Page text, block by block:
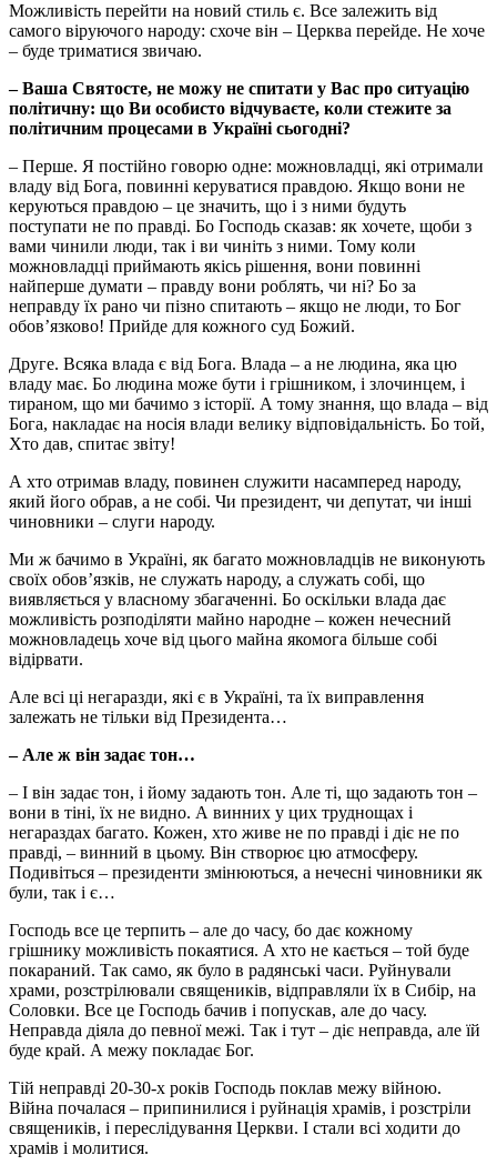
Можливість перейти на новий стиль є. Все залежить від
самого віруючого народу: схоче він – Церква перейде. Не хоче
– буде триматися звичаю.
– Ваша Святосте, не можу не спитати у Вас про ситуацію
політичну: що Ви особисто відчуваєте, коли стежите за
політичним процесами в Україні сьогодні?
– Перше. Я постійно говорю одне: можновладці, які отримали
владу від Бога, повинні керуватися правдою. Якщо вони не
керуються правдою – це значить, що і з ними будуть
поступати не по правді. Бо Господь сказав: як хочете, щоби з
вами чинили люди, так і ви чиніть з ними. Тому коли
можновладці приймають якісь рішення, вони повинні
найперше думати – правду вони роблять, чи ні? Бо за
неправду їх рано чи пізно спитають – якщо не люди, то Бог
обов’язково! Прийде для кожного суд Божий.
Друге. Всяка влада є від Бога. Влада – а не людина, яка цю
владу має. Бо людина може бути і грішником, і злочинцем, і
тираном, що ми бачимо з історії. А тому знання, що влада – від
Бога, накладає на носія влади велику відповідальність. Бо той,
Хто дав, спитає звіту!
А хто отримав владу, повинен служити насамперед народу,
який його обрав, а не собі. Чи президент, чи депутат, чи інші
чиновники – слуги народу.
Ми ж бачимо в Україні, як багато можновладців не виконують
своїх обов’язків, не служать народу, а служать собі, що
виявляється у власному збагаченні. Бо оскільки влада дає
можливість розподіляти майно народне – кожен нечесний
можновладець хоче від цього майна якомога більше собі
відірвати.
Але всі ці негаразди, які є в Україні, та їх виправлення
залежать не тільки від Президента…
– Але ж він задає тон…
– І він задає тон, і йому задають тон. Але ті, що задають тон –
вони в тіні, їх не видно. А винних у цих труднощах і
негараздах багато. Кожен, хто живе не по правді і діє не по
правді, – винний в цьому. Він створює цю атмосферу.
Подивіться – президенти змінюються, а нечесні чиновники як
були, так і є…
Господь все це терпить – але до часу, бо дає кожному
грішнику можливість покаятися. А хто не кається – той буде
покараний. Так само, як було в радянські часи. Руйнували
храми, розстрілювали священиків, відправляли їх в Сибір, на
Соловки. Все це Господь бачив і попускав, але до часу.
Неправда діяла до певної межі. Так і тут – діє неправда, але їй
буде край. А межу покладає Бог.
Тій неправді 20-30-х років Господь поклав межу війною.
Війна почалася – припинилися і руйнація храмів, і розстріли
священиків, і переслідування Церкви. І стали всі ходити до
храмів і молитися.